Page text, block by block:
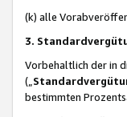
(k) alle
3.
Vorbehaltlich der in
(„
bestimmten